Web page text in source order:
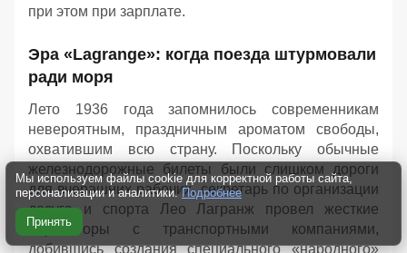
при этом при зарплате.
Эра «Lagrange»: когда поезда штурмовали
ради моря
Лето 1936 года запомнилось современникам
невероятным, праздничным ароматом свободы,
охватившим всю страну. Поскольку обычные
железнодорожные билеты были слишком дороги
для вчерашних рабочих, секретарь по организации
досуга и спорта Лео Лагранж провел жесткие
переговоры с транспортными компаниями,
добившись создания специального «народного»
Мы используем файлы cookie для корректной работы сайта,
персонализации и аналитики. Подробнее
Принять